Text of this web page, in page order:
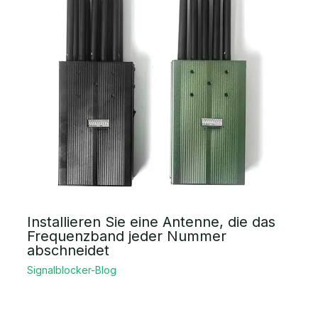
Installieren Sie eine Antenne, die das
Frequenzband jeder Nummer
abschneidet
Signalblocker-Blog